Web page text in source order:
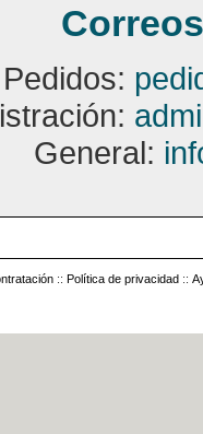
Pedidos:
General:
:: Política de privacidad ::